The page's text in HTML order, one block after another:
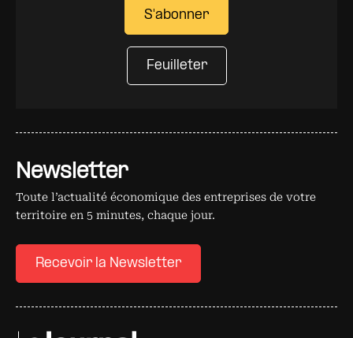
Newsletter
Toute l’actualité économique des entreprises de votre
territoire en 5 minutes, chaque jour.
Recevoir la Newsletter
S'abonner
Feuilleter